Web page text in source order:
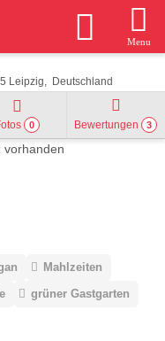
Menu
Leipzig Deutschland
0 Bewertungen 3
Mahlzeiten
grüner Gastgarten